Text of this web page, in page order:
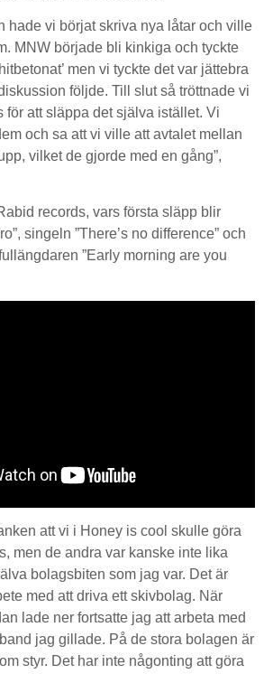
hade vi börjat skriva nya låtar och ville
MNW började bli kinkiga och tyckte
men vi tyckte det var jättebra
följde. Till slut så tröttnade vi
för att släppa det själva istället. Vi
och sa att vi ville att avtalet mellan
vilket de gjorde med en gång”,
records, vars första släpp blir
singeln ”There’s no difference” och
”Early morning are you
att vi i Honey is cool skulle göra
men de andra var kanske inte lika
bolagsbiten som jag var. Det är
med att driva ett skivbolag. När
lade ner fortsatte jag att arbeta med
jag gillade. På de stora bolagen är
styr. Det har inte någonting att göra